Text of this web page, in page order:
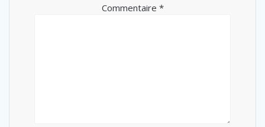
Commentaire *